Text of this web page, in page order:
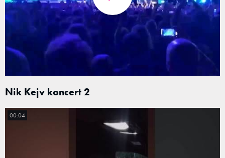
Nik Kejv koncert 2
00:04